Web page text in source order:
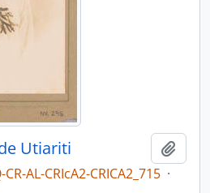
Utiariti
CR-AL-CRIcA2-CRICA2_715 ·